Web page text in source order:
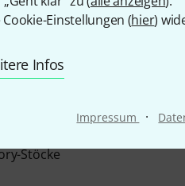
Einstellungen (hier)
Infos
Impressum ·
Bass Mallets
Stöcke